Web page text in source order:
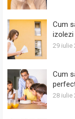
Cum
29 iulie
Cum
28 iulie